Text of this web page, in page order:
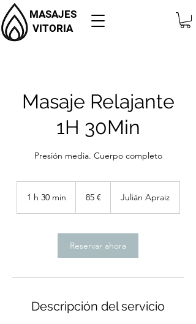
MASAJES
VITORIA
Masaje Relajante
1H 30Min
Presión media. Cuerpo completo
1 h 30 min
0
m
n
85 € Julián Apraiz
Reservar ahora
Descripción del servicio